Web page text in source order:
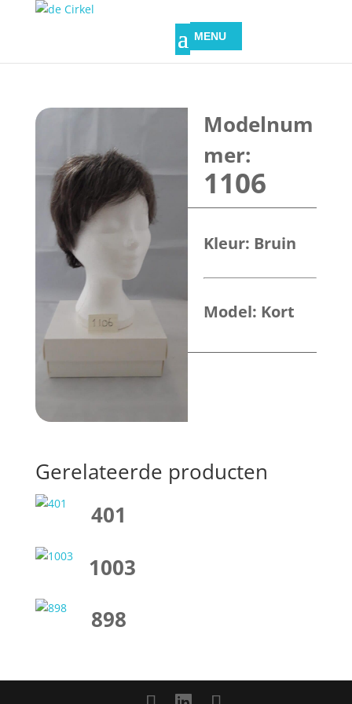
1106
Kleur: Bruin
Model: Kort
Gerelateerde producten
401
1003
898